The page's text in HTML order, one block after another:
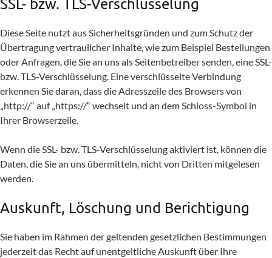
Diese Seite nutzt aus Sicherheitsgründen und zum Schutz der
Übertragung vertraulicher Inhalte, wie zum Beispiel Bestellungen
oder Anfragen, die Sie an uns als Seitenbetreiber senden, eine SSL-
bzw. TLS-Verschlüsselung. Eine verschlüsselte Verbindung
erkennen Sie daran, dass die Adresszeile des Browsers von
„http://“ auf „https://“ wechselt und an dem Schloss-Symbol in
Ihrer Browserzeile.
Wenn die SSL- bzw. TLS-Verschlüsselung aktiviert ist, können die
Daten, die Sie an uns übermitteln, nicht von Dritten mitgelesen
werden.
Auskunft, Löschung und Berichtigung
Sie haben im Rahmen der geltenden gesetzlichen Bestimmungen
jederzeit das Recht auf unentgeltliche Auskunft über Ihre